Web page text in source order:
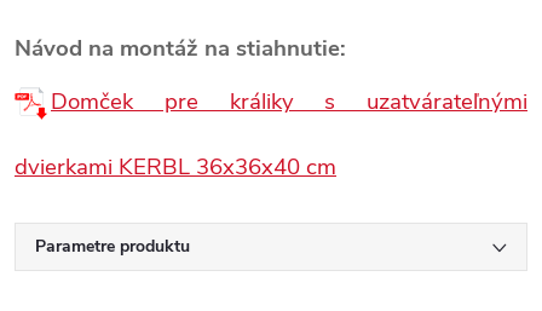
Návod na montáž na stiahnutie:
Domček pre králiky s uzatvárateľnými
dvierkami KERBL 36x36x40 cm
Parametre produktu